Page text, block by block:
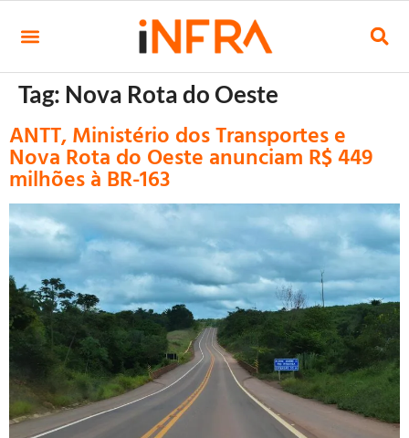
Tag: Nova Rota do Oeste
ANTT, Ministério dos Transportes e
Nova Rota do Oeste anunciam R$ 449
milhões à BR-163